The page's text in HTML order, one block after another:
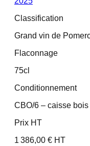
Classification
Grand vin de
Flaconnage
75cl
Conditionnement
CBO/6 – caisse
Prix HT
1 386,00 € HT